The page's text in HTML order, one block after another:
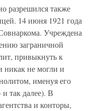
разрешился также
14 июня 1921 года
Учреждена
заграничной
привыкнуть к
никак не могли и
именуя его
так далее). В
и конторы,